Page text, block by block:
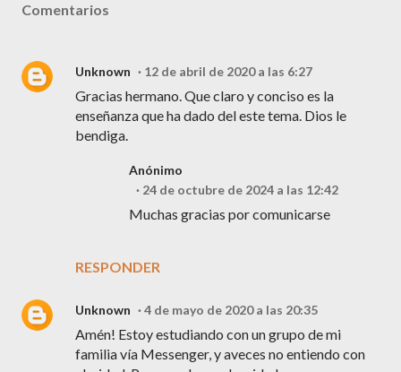
Comentarios
Unknown 12 de abril de 2020 a las 6:27
Gracias hermano. Que claro y conciso es la
enseñanza que ha dado del este tema. Dios le
bendiga.
RESPONDER
Anónimo
24 de octubre de 2024 a las 12:42
Muchas gracias por comunicarse
Unknown 4 de mayo de 2020 a las 20:35
Amén! Estoy estudiando con un grupo de mi
familia vía Messenger, y aveces no entiendo con